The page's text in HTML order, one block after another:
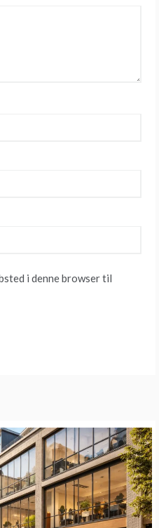
i denne browser til